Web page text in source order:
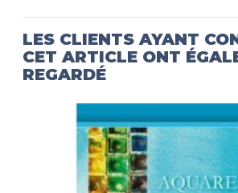
LES CLIENTS AYANT
CET ARTICLE ONT
REGARDÉ